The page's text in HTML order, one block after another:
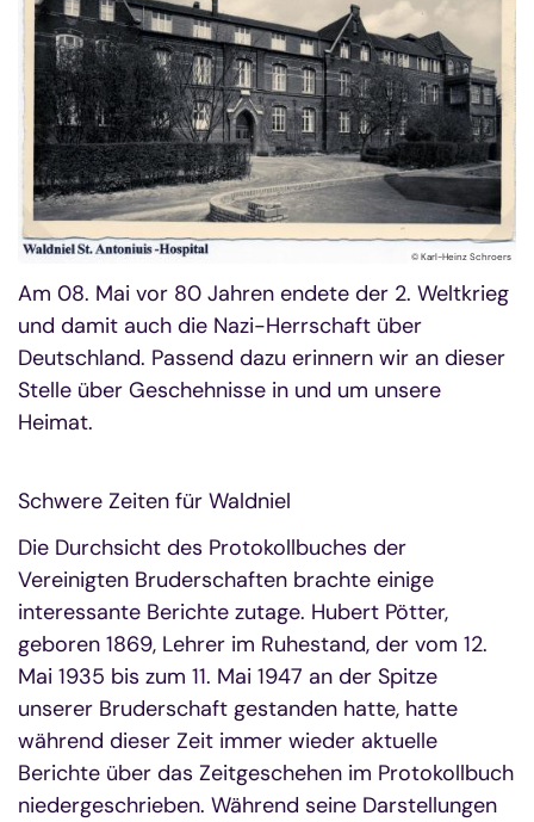
© Karl-Heinz Schroers
Am 08. Mai vor 80 Jahren endete der 2. Weltkrieg
und damit auch die Nazi-Herrschaft über
Deutschland. Passend dazu erinnern wir an dieser
Stelle über Geschehnisse in und um unsere
Heimat.
Schwere Zeiten für Waldniel
Die Durchsicht des Protokollbuches der
Vereinigten Bruderschaften brachte einige
interessante Berichte zutage. Hubert Pötter,
geboren 1869, Lehrer im Ruhestand, der vom 12.
Mai 1935 bis zum 11. Mai 1947 an der Spitze
unserer Bruderschaft gestanden hatte, hatte
während dieser Zeit immer wieder aktuelle
Berichte über das Zeitgeschehen im Protokollbuch
niedergeschrieben. Während seine Darstellungen